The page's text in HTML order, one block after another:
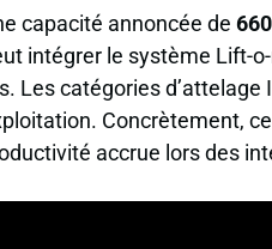
capacité annoncée de
intégrer le système Lift-
Les catégories
Concrètement,
accrue lors des